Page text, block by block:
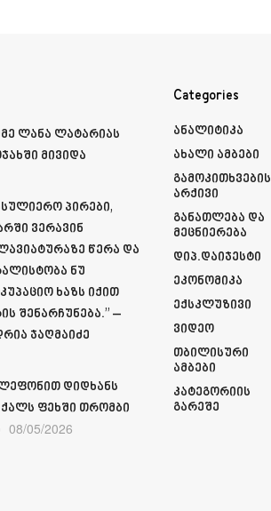
ლანა ლატარიას
მივიდა
პირები,
ვერავინ
წერა და
ნუ
ხაზს იქით
შენარჩუნება.” –
ჯაღმაიძე
დიდხანს
ფეხში თრომბი
08/05/2026
Categories
Ანალიტიკა
Ახალი Ამბები
Გამოკითხვების
Არქივი
Განათლება Და
Მეცნიერება
Დიპ.დაიჯესტი
Ეკონომიკა
Ექსკლუზივი
Ვიდეო
Თბილისური
Ამბები
Კატეგორიის
Გარეშე